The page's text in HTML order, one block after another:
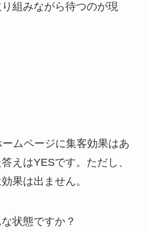
組みながら待つのが現
ームページに集客効果はあ
えはYESです。ただし、
果は出ません。
状態ですか？